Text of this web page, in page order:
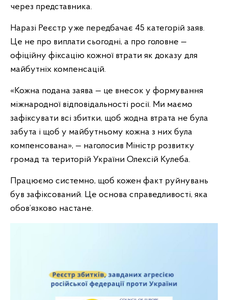
через представника.
Наразі Реєстр уже передбачає 45 категорій заяв.
Це не про виплати сьогодні, а про головне —
офіційну фіксацію кожної втрати як доказу для
майбутніх компенсацій.
«Кожна подана заява — це внесок у формування
міжнародної відповідальності росії. Ми маємо
зафіксувати всі збитки, щоб жодна втрата не була
забута і щоб у майбутньому кожна з них була
компенсована», — наголосив Міністр розвитку
громад та територій України Олексій Кулеба.
Працюємо системно, щоб кожен факт руйнувань
був зафіксований. Це основа справедливості, яка
обов’язково настане.